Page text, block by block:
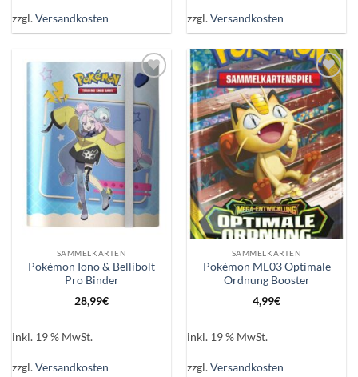
zzgl.Versandkosten zzgl.Versandkosten
Auf die
Wunschliste
SAMMELKARTEN
Pokémon Iono & Bellibolt
Pro Binder
28,99€
inkl. 19 % MwSt.
zzgl.Versandkosten
Auf die
Wunschliste
SAMMELKARTEN
Pokémon ME03 Optimale
Ordnung Booster
4,99€
inkl. 19 % MwSt.
zzgl.Versandkosten